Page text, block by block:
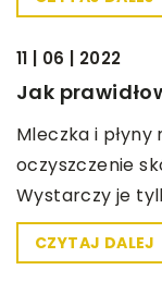
11 | 06 | 2022
Jak
Mleczka i
oczyszczenie
Wystarczy je
CZYTAJ DALEJ